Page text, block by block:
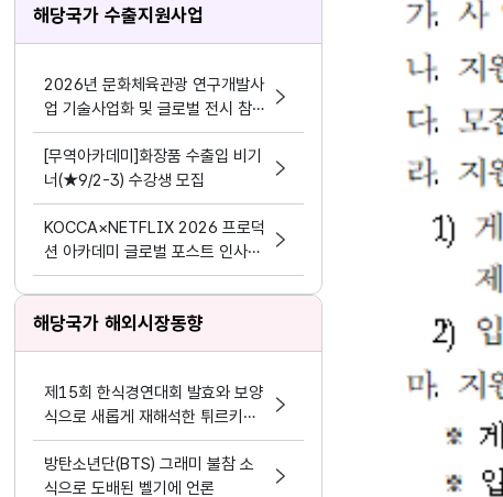
해당국가 수출지원사업
2026년 문화체육관광 연구개발사
업 기술사업화 및 글로벌 전시 참가
기업 모집공고
[무역아카데미]화장품 수출입 비기
너(★9/2-3) 수강생 모집
KOCCA×NETFLIX 2026 프로덕
션 아카데미 글로벌 포스트 인사이
트 교육생 모집
해당국가 해외시장동향
제15회 한식경연대회 발효와 보양
식으로 새롭게 재해석한 튀르키예
한식
방탄소년단(BTS) 그래미 불참 소
식으로 도배된 벨기에 언론